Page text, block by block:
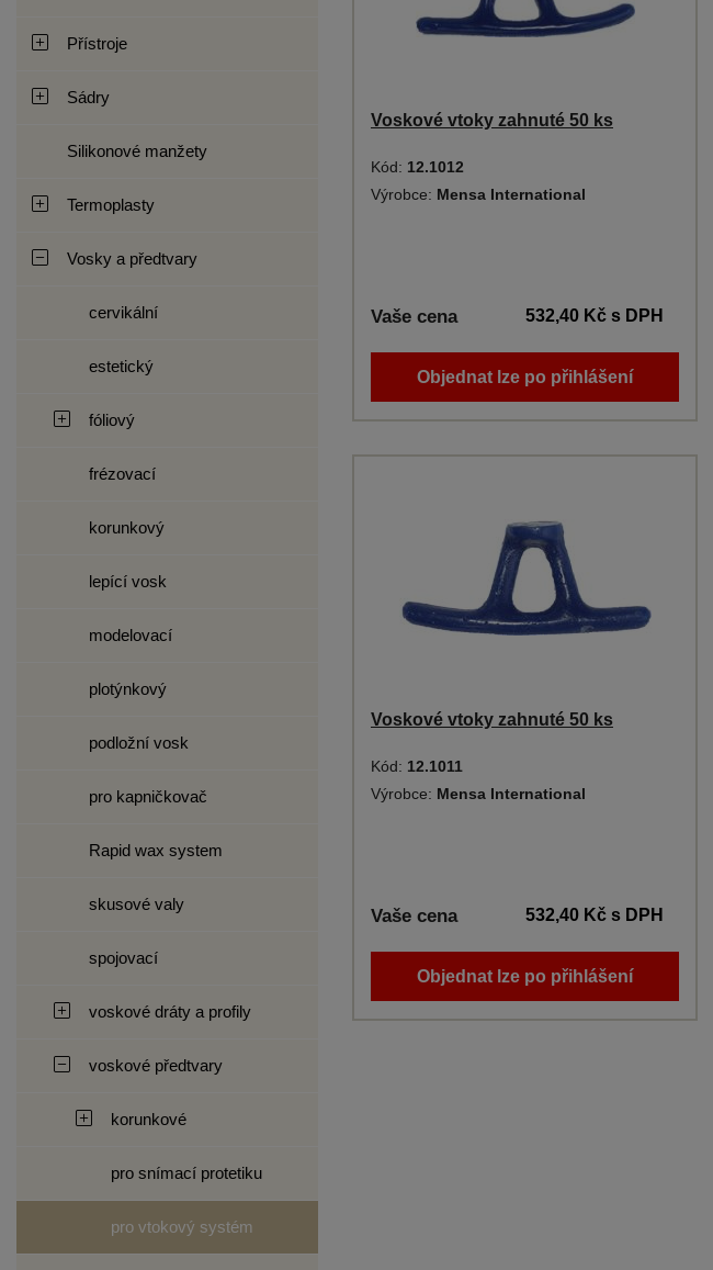
Přístroje
Sádry
Silikonové manžety
Termoplasty
Vosky a předtvary
cervikální
estetický
fóliový
frézovací
korunkový
lepící vosk
modelovací
plotýnkový
podložní vosk
pro kapničkovač
Rapid wax system
skusové valy
spojovací
voskové dráty a profily
voskové předtvary
korunkové
pro snímací protetiku
pro vtokový systém
Voskové vtoky zahnuté 50 ks
Kód: 12.1012
Výrobce: Mensa International
Vaše cena 532,40 Kčs DPH
Objednat lze po přihlášení
Voskové vtoky zahnuté 50 ks
Kód: 12.1011
Výrobce: Mensa International
Vaše cena 532,40 Kčs DPH
Objednat lze po přihlášení